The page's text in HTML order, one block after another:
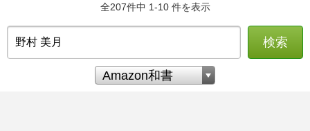
全207件中 1-10 件を表示
検索